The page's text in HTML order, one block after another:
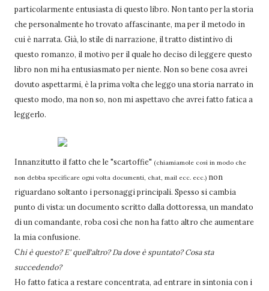
particolarmente entusiasta di questo libro. Non tanto per la storia
che personalmente ho trovato affascinante, ma per il metodo in
cui è narrata. Già, lo stile di narrazione, il tratto distintivo di
questo romanzo, il motivo per il quale ho deciso di leggere questo
libro non mi ha entusiasmato per niente. Non so bene cosa avrei
dovuto aspettarmi, è la prima volta che leggo una storia narrato in
questo modo, ma non so, non mi aspettavo che avrei fatto fatica a
leggerlo.
Innanzitutto il fatto che le "scartoffie" (chiamiamole così in modo che
non debba specificare ogni volta documenti, chat, mail ecc. ecc.) non
riguardano soltanto i personaggi principali. Spesso si cambia
punto di vista: un documento scritto dalla dottoressa, un mandato
di un comandante, roba così che non ha fatto altro che aumentare
la mia confusione.
Chi è questo? E' quell'altro? Da dove è spuntato? Cosa sta
succedendo?
Ho fatto fatica a restare concentrata, ad entrare in sintonia con i